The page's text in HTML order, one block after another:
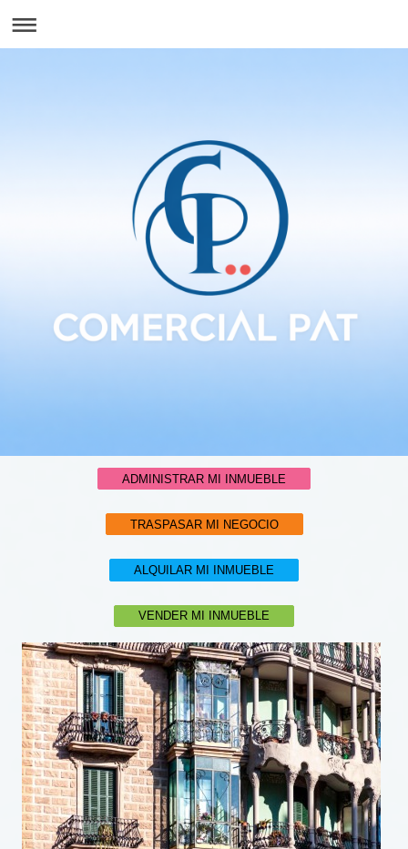
ADMINISTRAR MI INMUEBLE
TRASPASAR MI NEGOCIO
ALQUILAR MI INMUEBLE
VENDER MI INMUEBLE